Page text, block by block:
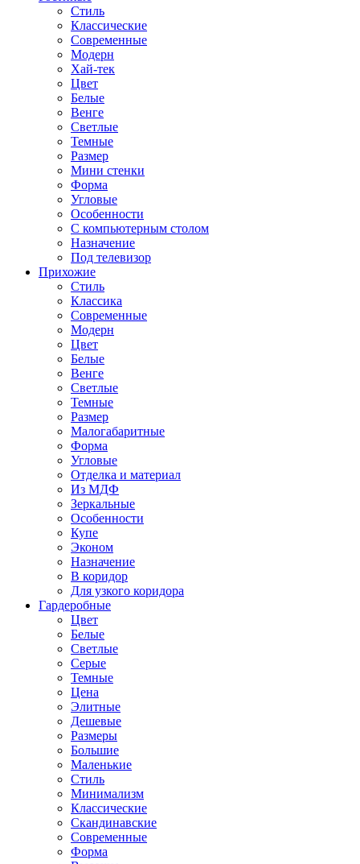
Стиль
Классические
Современные
Модерн
Хай-тек
Цвет
Белые
Венге
Светлые
Темные
Размер
Мини стенки
Форма
Угловые
Особенности
С компьютерным столом
Назначение
Под телевизор
Прихожие
Стиль
Классика
Современные
Модерн
Цвет
Белые
Венге
Светлые
Темные
Размер
Малогабаритные
Форма
Угловые
Отделка и материал
Из МДФ
Зеркальные
Особенности
Купе
Эконом
Назначение
В коридор
Для узкого коридора
Гардеробные
Цвет
Белые
Светлые
Серые
Темные
Цена
Элитные
Дешевые
Размеры
Большие
Маленькие
Стиль
Минимализм
Классические
Скандинавские
Современные
Форма